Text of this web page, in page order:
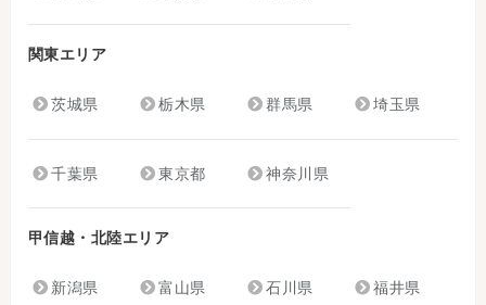
関東エリア
茨城県 栃木県 群馬県 埼玉県
千葉県 東京都 神奈川県
甲信越・北陸エリア
新潟県 富山県 石川県 福井県